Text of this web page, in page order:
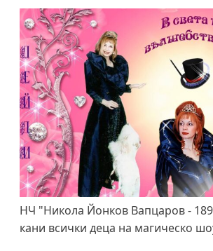
НЧ "Никола Йонков Вапцаров -
кани всички деца на магическо